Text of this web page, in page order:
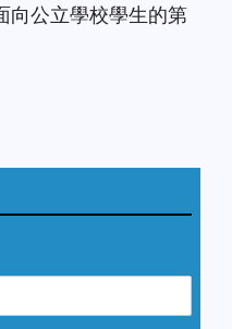
向公立學校學生的第